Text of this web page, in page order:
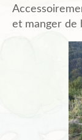
et manger de